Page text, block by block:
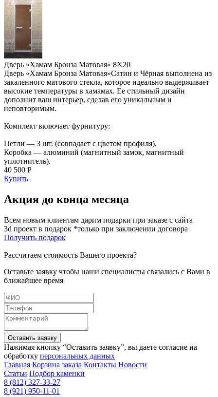
Дверь «Хамам Бронза Матовая» 8Х20
Дверь «Хамам Бронза Матовая»Сатин и Чёрная выполнена из
закаленного матового стекла, которое идеально выдерживает
высокие температуры в хамамах. Ее стильный дизайн
дополнит ваш интерьер, сделав его уникальным и
неповторимым.
Комплект включает фурнитуру:
Петли — 3 шт. (совпадает с цветом профиля),
Коробка — алюминий (магнитный замок, магнитный
уплотнитель).
40 500 Р
Купить
Акция до конца месяца
Всем новым клиентам дарим подарки при заказе с сайта
3d проект в подарок *только при заключении договора
Получить подарок
Рассчитаем стоимость Вашего проекта?
Оставьте заявку чтобы наши специалисты связались с Вами в
ближайшее время
Оставить заявку
Нажимая кнопку “Оставить заявку”, вы даете согласие на
обработку персональных данных
Главная Корзина заказа Контакты Новости
Статьи Подбор каменки
8 (812) 327-33-27
8 (921) 950-11-01